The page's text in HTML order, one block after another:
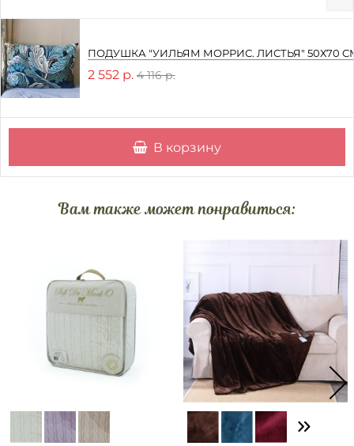
ПОДУШКА "УИЛЬЯМ МОРРИС. ЛИСТЬЯ" 50Х70
2 552 р. 4 116 р.
В корзину
Вам также может понравиться: